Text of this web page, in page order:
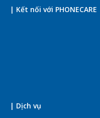
| Kết nối với PHONECARE
| Dịch vụ